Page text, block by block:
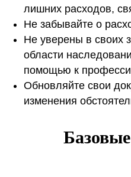
лишних расходов,
Не забывайте о
Не уверены в своих
области
помощью к
Обновляйте свои
изменения